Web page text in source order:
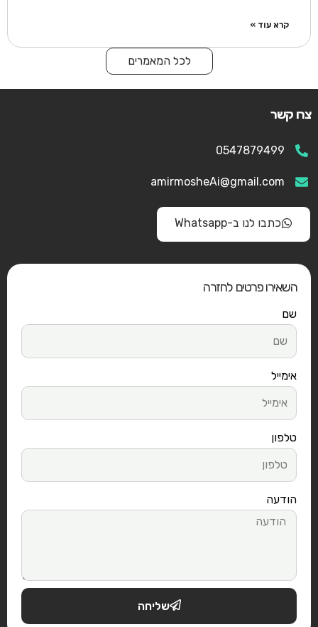
קרא עוד »
לכל המאמרים
צרו קשר
0547879499
amirmosheAi@gmail.com
כתבו לנו ב-Whatsapp
השאירו פרטים לחזרה
שם
אימייל
טלפון
הודעה
שליחה